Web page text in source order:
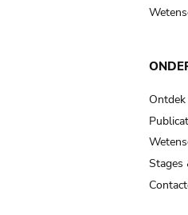
Stages